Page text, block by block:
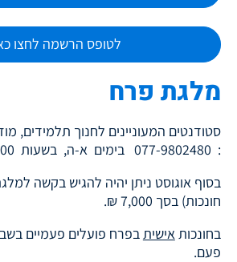
לטופס הרשמה לחצו
מלגת פרח
סטודנטים המעוניינים לחנוך תלמידים,
: 077-9802480 בימים א-ה, בשעות 9:00-16:00
בסוף אוגוסט ניתן יהיה להגיש בקשה
חונכות) בסך 7,000 ₪.
בחונכותאישיתבפרח פועלים פעמיים
פעם.